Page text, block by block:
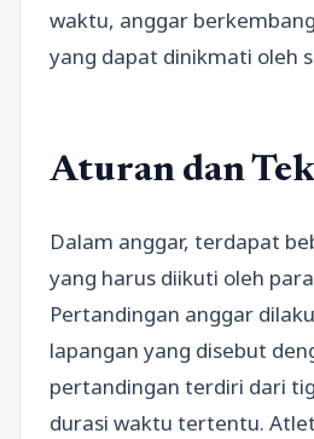
waktu, anggar
yang dapat dinikmati oleh
Aturan dan
Dalam anggar, terdapat
yang harus diikuti oleh
Pertandingan anggar
lapangan yang disebut
pertandingan terdiri dari
durasi waktu tertentu.